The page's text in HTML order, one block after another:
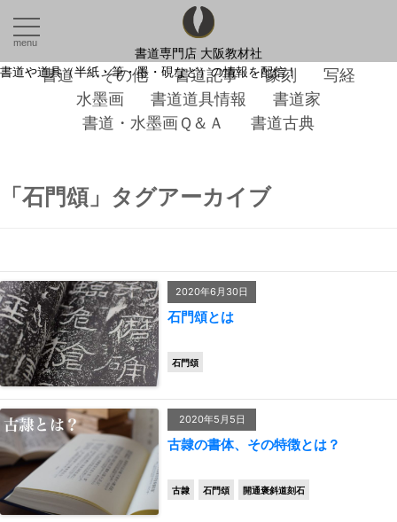
menu
書道専門店 大阪教材社
書道や道具（半紙・筆・墨・硯など）の情報を配信！
書道 その他 書道記事 篆刻
写経
水墨画
書道道具情報
書道家
書道・水墨画Ｑ＆Ａ
書道古典
「石門頌」タグアーカイブ
2020年6月30日
石門頌とは
石門頌
2020年5月5日
古隷の書体、その特徴とは？
古隷 石門頌 開通褒斜道刻石